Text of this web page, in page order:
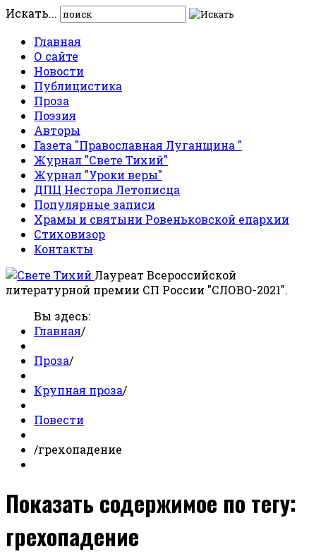
Искать...
Главная
О сайте
Новости
Публицистика
Проза
Поэзия
Авторы
Газета "Православная Луганщина "
Журнал "Свете Тихий"
Журнал "Уроки веры"
ДПЦ Нестора Летописца
Популярные записи
Храмы и святыни Ровеньковской епархии
Стиховизор
Контакты
Лауреат Всероссийской
литературной премии СП России "СЛОВО-2021".
Вы здесь:
Главная/
Проза/
Крупная проза/
Повести
/грехопадение
Показать содержимое по тегу:
грехопадение